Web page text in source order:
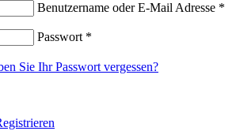
Benutzername oder E-Mail Adresse *
Passwort *
Sie Ihr Passwort vergessen?